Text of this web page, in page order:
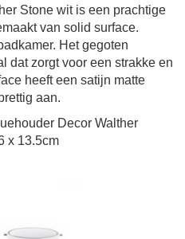
Stone witis een prachtige
van solid surface.
Hetgegoten
dat zorgt voor een strakke en
heeft een satijn matte
aan.
Decor Walther
x 13.5cm